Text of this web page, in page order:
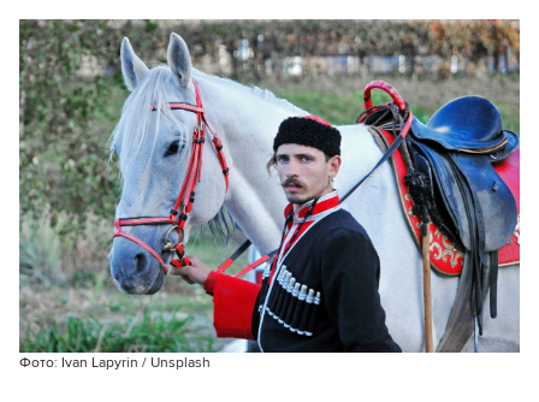
Фото: Ivan Lapyrin / Unsplash